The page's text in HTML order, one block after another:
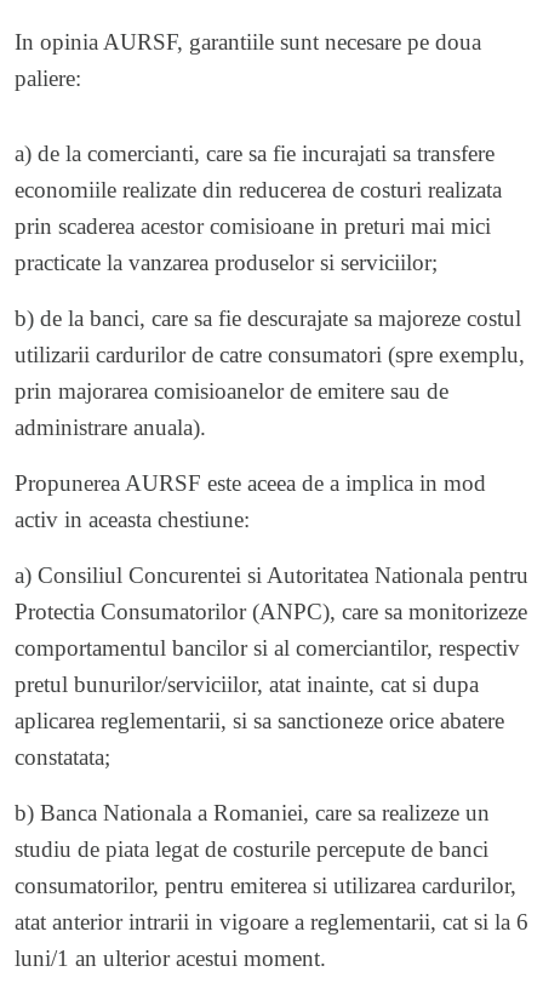
In opinia AURSF, garantiile sunt necesare pe doua
paliere:
a) de la comercianti, care sa fie incurajati sa transfere
economiile realizate din reducerea de costuri realizata
prin scaderea acestor comisioane in preturi mai mici
practicate la vanzarea produselor si serviciilor;
b) de la banci, care sa fie descurajate sa majoreze costul
utilizarii cardurilor de catre consumatori (spre exemplu,
prin majorarea comisioanelor de emitere sau de
administrare anuala).
Propunerea AURSF este aceea de a implica in mod
activ in aceasta chestiune:
a) Consiliul Concurentei si Autoritatea Nationala pentru
Protectia Consumatorilor (ANPC), care sa monitorizeze
comportamentul bancilor si al comerciantilor, respectiv
pretul bunurilor/serviciilor, atat inainte, cat si dupa
aplicarea reglementarii, si sa sanctioneze orice abatere
constatata;
b) Banca Nationala a Romaniei, care sa realizeze un
studiu de piata legat de costurile percepute de banci
consumatorilor, pentru emiterea si utilizarea cardurilor,
atat anterior intrarii in vigoare a reglementarii, cat si la 6
luni/1 an ulterior acestui moment.